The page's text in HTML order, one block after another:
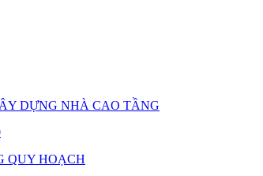
DỰNG NHÀ CAO TẦNG
QUY HOẠCH